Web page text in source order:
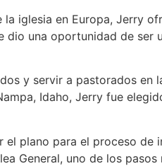
iglesia en Europa, Jerry
dio una oportunidad de
y servir a pastorados en
Idaho, Jerry fue
el plano para el proceso
General, uno de los